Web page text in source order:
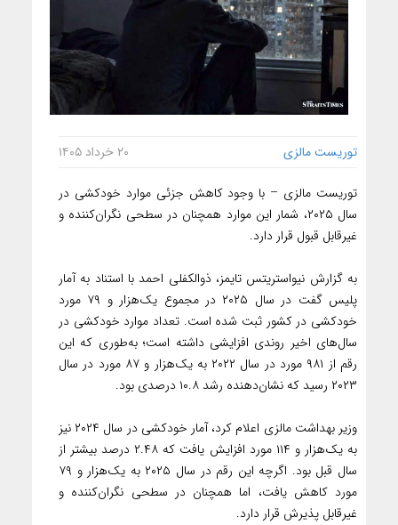
توریست مالزی ۲۰ خرداد ۱۴۰۵
توریست مالزی – با وجود کاهش جزئی موارد خودکشی در
سال ۲۰۲۵، شمار این موارد همچنان در سطحی نگران‌کننده و
غیرقابل قبول قرار دارد.
به گزارش نیواستریتس تایمز، ذوالکفلی احمد با استناد به آمار
پلیس گفت در سال ۲۰۲۵ در مجموع یک‌هزار و ۷۹ مورد
خودکشی در کشور ثبت شده است. تعداد موارد خودکشی در
سال‌های اخیر روندی افزایشی داشته است؛ به‌طوری که این
رقم از ۹۸۱ مورد در سال ۲۰۲۲ به یک‌هزار و ۸۷ مورد در سال
۲۰۲۳ رسید که نشان‌دهنده رشد ۱۰.۸ درصدی بود.
وزیر بهداشت مالزی اعلام کرد، آمار خودکشی در سال ۲۰۲۴ نیز
به یک‌هزار و ۱۱۴ مورد افزایش یافت که ۲.۴۸ درصد بیشتر از
سال قبل بود. اگرچه این رقم در سال ۲۰۲۵ به یک‌هزار و ۷۹
مورد کاهش یافت، اما همچنان در سطحی نگران‌کننده و
غیرقابل پذیرش قرار دارد.